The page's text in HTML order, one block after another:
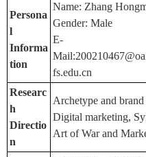
Persona
l
Informa
tion
Name: Zhang
Gender: Male
E-
fs.edu.cn
Researc
h
Directio
n
Archetype and
Digital marketing,
Art of War and